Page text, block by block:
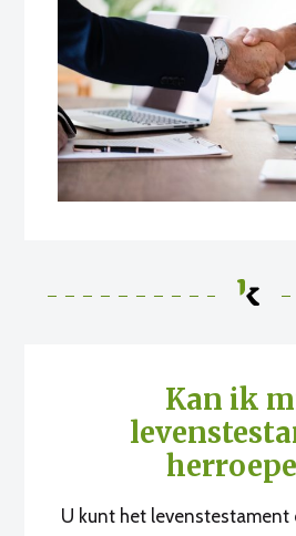
Kan ik
U kunt het